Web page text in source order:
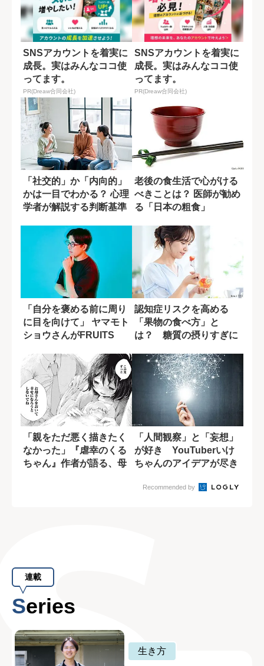
SNSアカウントを着実に
成長。実はみんなココ使
ってます。
PR(Dreaw合同会社)
SNSアカウントを着実に
成長。実はみんなココ使
ってます。
PR(Dreaw合同会社)
「社交的」か「内向的」
かは一目でわかる？ 心理
学者が解説する判断基準
老後の食生活で心がける
べきことは？ 医師が勧め
る「日本の粗食」
「自分を褒める前に周り
に目を向けて」 ヤマモト
ショウさんがFRUITS
認知症リスクを高める
「果物の食べ方」と
は？ 糖質の摂りすぎに
「親をただ悪く描きたく
なかった」『虐幸のくる
ちゃん』作者が語る、母
「人間観察」と「妄想」
が好き YouTuberいけ
ちゃんのアイデアが尽き
Recommended by
連載
Series
生き方